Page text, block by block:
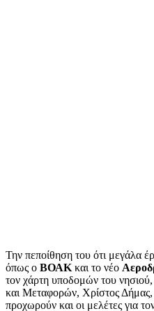
Την πεποίθηση του ότι μεγάλα
όπως ο ΒΟΑΚ και το νέο
τον χάρτη υποδομών του
και Μεταφορών, Χρίστος Δήμας,
προχωρούν και οι μελέτες για